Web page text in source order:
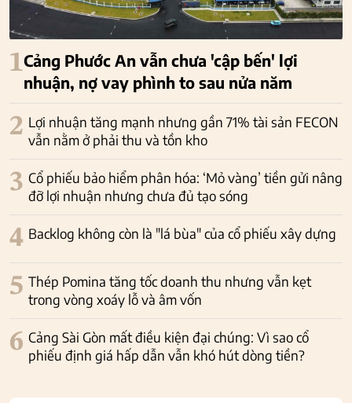
1Cảng Phước An vẫn chưa 'cập bến' lợi
nhuận, nợ vay phình to sau nửa năm
2 Lợi nhuận tăng mạnh nhưng gần 71% tài sản FECON
vẫn nằm ở phải thu và tồn kho
3 Cổ phiếu bảo hiểm phân hóa: ‘Mỏ vàng’ tiền gửi nâng
đỡ lợi nhuận nhưng chưa đủ tạo sóng
4 Backlog không còn là "lá bùa" của cổ phiếu xây dựng
5 Thép Pomina tăng tốc doanh thu nhưng vẫn kẹt
trong vòng xoáy lỗ và âm vốn
6 Cảng Sài Gòn mất điều kiện đại chúng: Vì sao cổ
phiếu định giá hấp dẫn vẫn khó hút dòng tiền?